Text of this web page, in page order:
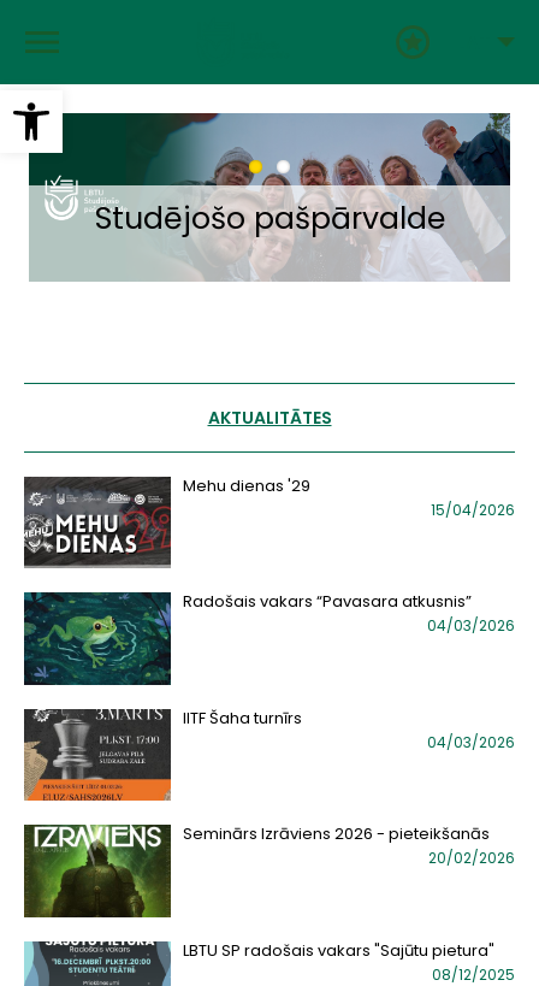
Open toolbar
galveno
Studējošo pašpārvalde
Fakultātes Studējošo
pašpārvaldes
AKTUALITĀTES
Mehu dienas '29
15/04/2026
Radošais vakars “Pavasara atkusnis”
04/03/2026
IITF Šaha turnīrs
04/03/2026
Seminārs Izrāviens 2026 - pieteikšanās
20/02/2026
LBTU SP radošais vakars "Sajūtu pietura"
08/12/2025